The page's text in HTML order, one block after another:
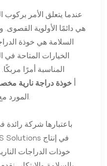
عندما يتعلق الأمر بركوب
هي دائمًا الأولوية
السلامة هي خوذة
الخيارات المتاحة في
المناسبة أمرًا
Basalt MS Solutions، أ خوذة دراجة نارية
المورد مع أكثر من 20 عاما من الخبرة.
باعتبارها شركة
خوذات الدراجات